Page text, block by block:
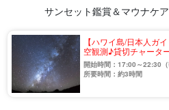
サンセット鑑賞＆マウナケ
【ハワイ島/日本人ガ
空観測♪貸切チャータ
ケア山麓星空観測ツア
開始時間：17:00～22:30（
所要時間：約3時間